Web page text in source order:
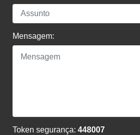
Mensagem:
Token segurança: 448007